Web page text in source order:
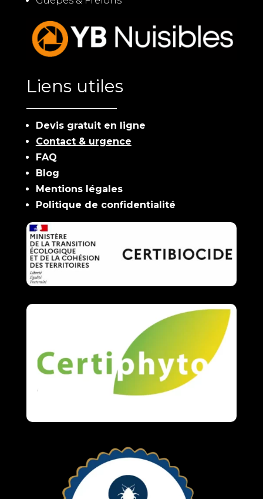
Liens utiles
Devis gratuit en ligne
Contact & urgence
FAQ
Blog
Mentions légales
Politique de confidentialité